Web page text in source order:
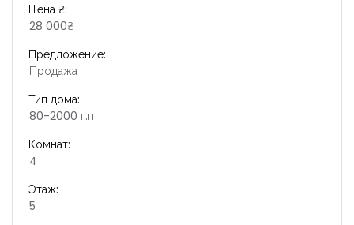
Цена ₴:
28 000₴
Предложение:
Продажа
Тип дома:
80-2000 г.п
Комнат:
4
Этаж:
5